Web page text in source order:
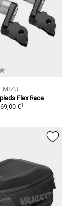
MIZU
Flex Race
€1